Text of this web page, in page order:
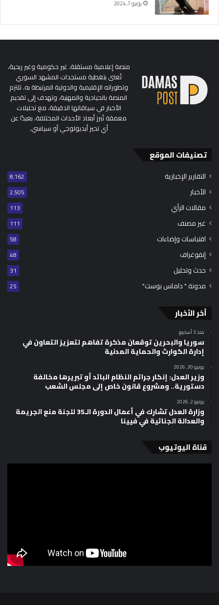
يونيو 7, 2024
منصة إعلامية مستقلة، غير حكومية وغير ربحية،
تُعنى بتغطية مستجدات المشهد السوري
وتطوراته الإقليمية والدولية المرتبطة به. تلتزم
المنصة بالحيادية والمهنية، وتهدف إلى تقديم
الأخبار في سياقاتها الدقيقة، مع تحليلات
معمقة تُبرز أبعاد الأحداث المختلفة، بعيدًا عن
أي تحيز أيديولوجي أو سياسي.
تصنيفات الموقع
التقارير الإخبارية 8٬162
الأخبار 2٬505
مقالات الرأي 113
غير مصنف 111
اقتباسات وإضاءات 58
إنفوغراف 48
حدث وتحليل 31
مدونة " داماس بوست" 25
أخر الأخبار
منذ 3 أسابيع
سوريا والبحرين توقعان مذكرة تفاهم لتعزيز التعاون في
إدارة الكوارث والحماية المدنية
يونيو 30, 2026
وزير العدل: إنكار جرائم النظام البائد أو تبريرها مخالفة
دستورية.. ومشروع قانون خاص إلى مجلس الشعب
يونيو 2, 2026
وزارة العدل تشارك في أعمال الدورة الـ35 للجنة منع الجريمة
والعدالة الجنائية في فيينا
قناة اليوتيوب